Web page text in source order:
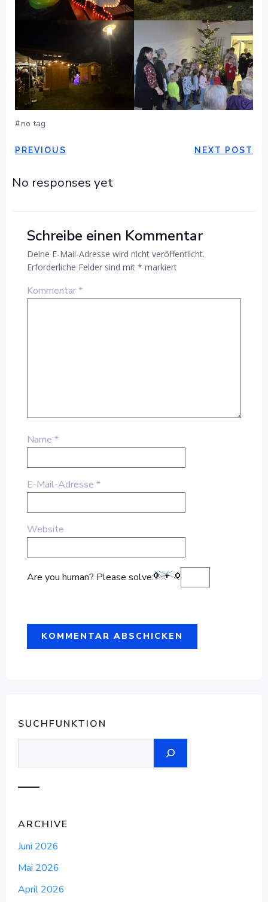
#no tag
POST
NAVIGATION
PREVIOUS
POSTNEXT POST
No responses yet
Schreibe einen Kommentar
Deine E-Mail-Adresse wird nicht veröffentlicht.
Erforderliche Felder sind mit * markiert
Kommentar*
Name *
E-Mail-Adresse *
Website
Are you human? Please solve:
SUCHFUNKTION
ARCHIVE
Juni 2026
Mai 2026
April 2026